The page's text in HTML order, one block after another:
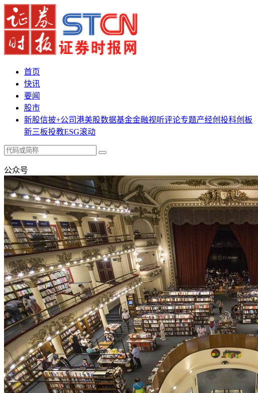
首页
快讯
要闻
股市
新股信披+公司港美股数据基金金融视听评论专题产经创投科创板
新三板投教ESG滚动
公众号